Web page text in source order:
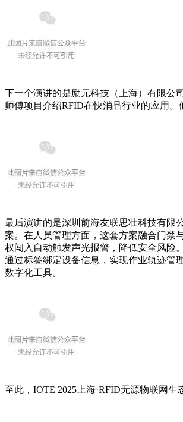
下一个演讲的是励元科技（上海）有限公
师傅项目介绍RFID在快消品行业的应用
最后演讲的是深圳前海友联思壮科技有限
案。在人员管理方面，这套方案融合门禁
权闯入自动触发声光报警，降低安全风险
通过标签绑定设备信息，实现作业轨迹管
数字化工具。
至此，IOTE 2025上海·RFID无源物联网